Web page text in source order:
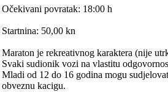
Očekivani povratak: 18:00 h
Startnina: 50,00 kn
Maraton je rekreativnog karaktera (nije
Svaki sudionik vozi na vlastitu
Mladi od 12 do 16 godina mogu
obveznu kacigu.